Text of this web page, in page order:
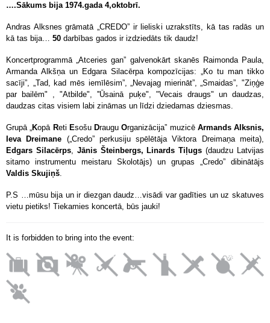
….Sākums bija 1974.gada 4,oktobrī.
Andras Alksnes grāmatā „CREDO” ir lieliski uzrakstīts, kā tas radās un
kā tas bija… 50 darbības gados ir izdziedāts tik daudz!
Koncertprogrammā „Atceries gan” galvenokārt skanēs Raimonda Paula,
Armanda Alkšņa un Edgara Silacērpa kompozīcijas: „Ko tu man tikko
sacīji”, „Tad, kad mēs iemīlēsim”, „Nevajag mierināt”, „Smaidas”, "Ziņģe
par bailēm" , "Atbilde", ''Ūsainā puķe", "Vecais draugs" un daudzas,
daudzas citas visiem labi zināmas un līdzi dziedamas dziesmas.
Grupā „Kopā Reti Esošu DrauguOrganizācija” muzicē Armands Alksnis,
Ieva Dreimane („Credo” perkusiju spēlētāja Viktora Dreimaņa meita),
Edgars Silacērps, Jānis Šteinbergs, Linards Tiļugs (daudzu Latvijas
sitamo instrumentu meistaru Skolotājs) un grupas „Credo” dibinātājs
Valdis Skujiņš.
P.S …mūsu bija un ir diezgan daudz…visādi var gadīties un uz skatuves
vietu pietiks! Tiekamies koncertā, būs jauki!
It is forbidden to bring into the event: